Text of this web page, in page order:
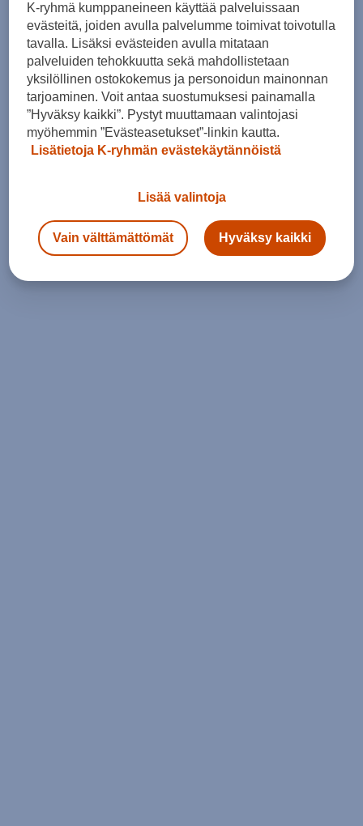
10,00 €
Norm. hinta: 45€
30pv alin hinta: 10€
K-ryhmä kumppaneineen käyttää palveluissaan
evästeitä, joiden avulla palvelumme toimivat toivotulla
tavalla. Lisäksi evästeiden avulla mitataan
palveluiden tehokkuutta sekä mahdollistetaan
yksilöllinen ostokokemus ja personoidun mainonnan
tarjoaminen. Voit antaa suostumuksesi painamalla
”Hyväksy kaikki”. Pystyt muuttamaan valintojasi
myöhemmin ”Evästeasetukset”-linkin kautta.
Lisätietoja K-ryhmän evästekäytännöistä
Lisää valintoja
Vain välttämättömät Hyväksy kaikki